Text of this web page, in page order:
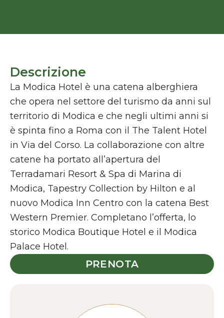
Descrizione
La Modica Hotel è una catena alberghiera
che opera nel settore del turismo da anni sul
territorio di Modica e che negli ultimi anni si
è spinta fino a Roma con il The Talent Hotel
in Via del Corso. La collaborazione con altre
catene ha portato all’apertura del
Terradamari Resort & Spa di Marina di
Modica, Tapestry Collection by Hilton e al
nuovo Modica Inn Centro con la catena Best
Western Premier. Completano l’offerta, lo
storico Modica Boutique Hotel e il Modica
Palace Hotel.
PRENOTA